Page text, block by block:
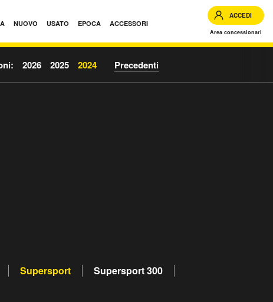
NUOVO USATO EPOCA ACCESSORI
ACCEDI
Area concessionari
2026 2025 2024 Precedenti
Supersport Supersport 300